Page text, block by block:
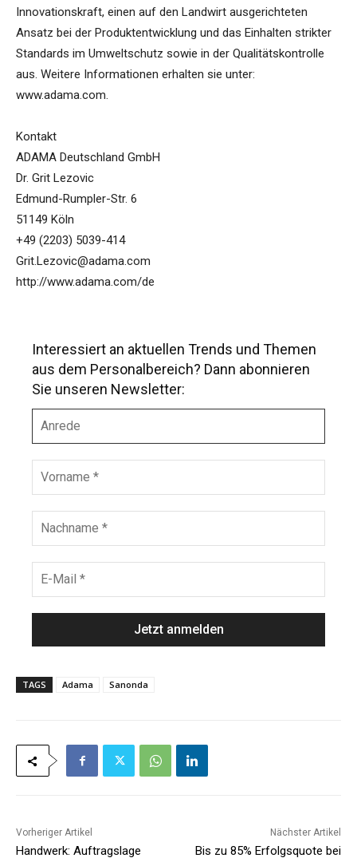
Innovationskraft, einen auf den Landwirt ausgerichteten
Ansatz bei der Produktentwicklung und das Einhalten strikter
Standards im Umweltschutz sowie in der Qualitätskontrolle
aus. Weitere Informationen erhalten sie unter:
www.adama.com.
Kontakt
ADAMA Deutschland GmbH
Dr. Grit Lezovic
Edmund-Rumpler-Str. 6
51149 Köln
+49 (2203) 5039-414
Grit.Lezovic@adama.com
http://www.adama.com/de
Interessiert an aktuellen Trends und Themen
aus dem Personalbereich? Dann abonnieren
Sie unseren Newsletter:
r
e
e
r
n
m
c
h
a
M
a
l
TAGS Adama Sanonda
Vorheriger Artikel
Handwerk: Auftragslage
Nächster Artikel
Bis zu 85% Erfolgsquote bei